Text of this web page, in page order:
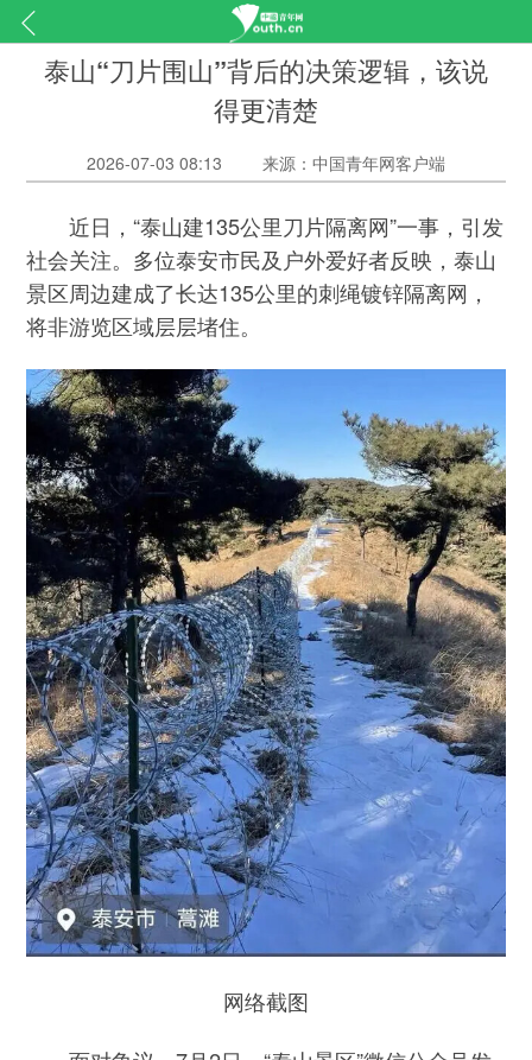
泰山“刀片围山”背后的决策逻辑，该说
得更清楚
2026-07-03 08:13 来源：中国青年网客户端
近日，“泰山建135公里刀片隔离网”一事，引发
社会关注。多位泰安市民及户外爱好者反映，泰山
景区周边建成了长达135公里的刺绳镀锌隔离网，
将非游览区域层层堵住。
网络截图